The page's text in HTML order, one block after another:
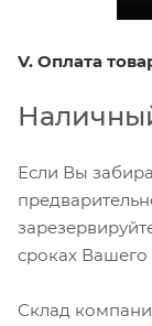
V. Оплата
Если Вы
сроках Вашего
Склад